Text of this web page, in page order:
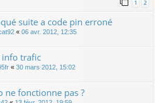
1 2
suite a code pin erroné
« 06 avr. 2012, 12:35
info trafic
« 30 mars 2012, 15:02
ne fonctionne pas ?